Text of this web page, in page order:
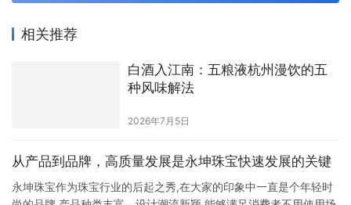
相关推荐
白酒入江南：五粮液杭州漫饮的五
种风味解法
2026年7月5日
从产品到品牌，高质量发展是永坤珠宝快速发展的关键
永坤珠宝作为珠宝行业的后起之秀,在大家的印象中一直是个年轻时